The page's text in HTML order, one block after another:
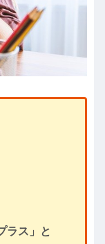
ラス」と